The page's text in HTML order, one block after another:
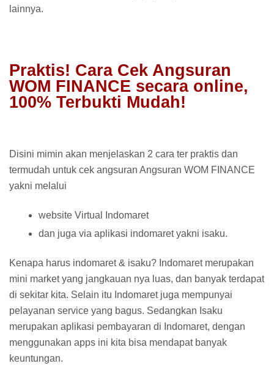
lainnya.
Praktis! Cara Cek Angsuran
WOM FINANCE secara online,
100% Terbukti Mudah!
Disini mimin akan menjelaskan 2 cara ter praktis dan
termudah untuk cek angsuran Angsuran WOM FINANCE
yakni melalui
website Virtual Indomaret
dan juga via aplikasi indomaret yakni isaku.
Kenapa harus indomaret & isaku? Indomaret merupakan
mini market yang jangkauan nya luas, dan banyak terdapat
di sekitar kita. Selain itu Indomaret juga mempunyai
pelayanan service yang bagus. Sedangkan Isaku
merupakan aplikasi pembayaran di Indomaret, dengan
menggunakan apps ini kita bisa mendapat banyak
keuntungan.